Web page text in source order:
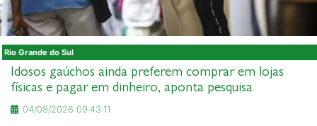
Rio Grande do Sul
Idosos gaúchos ainda preferem comprar em lojas
físicas e pagar em dinheiro, aponta pesquisa
04/08/2026 09:43:11